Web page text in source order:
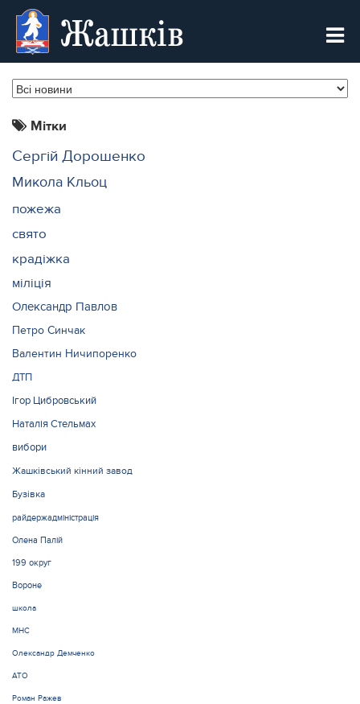
Жашків
Мітки
Сергій Дорошенко
Микола Кльоц
пожежа
свято
крадіжка
міліція
Олександр Павлов
Петро Синчак
Валентин Ничипоренко
ДТП
Ігор Цибровський
Наталія Стельмах
вибори
Жашківський кінний завод
Бузівка
райдержадміністрація
Олена Палій
199 округ
Вороне
школа
МНС
Олександр Демченко
АТО
Роман Ражев